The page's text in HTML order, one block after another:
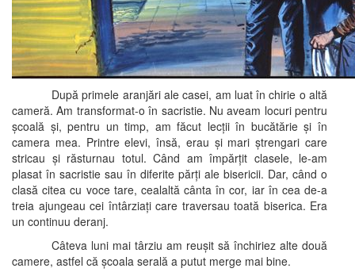
După primele aranjări ale casei, am luat în chirie o altă
cameră. Am transformat-o în sacristie. Nu aveam locuri pentru
școală și, pentru un timp, am făcut lecții în bucătărie și în
camera mea. Printre elevi, însă, erau și mari ștrengari care
stricau și răsturnau totul. Când am împărțit clasele, le-am
plasat în sacristie sau în diferite părți ale bisericii. Dar, când o
clasă citea cu voce tare, cealaltă cânta în cor, iar în cea de-a
treia ajungeau cei întârziați care traversau toată biserica. Era
un continuu deranj.
Câteva luni mai târziu am reușit să închiriez alte două
camere, astfel că școala serală a putut merge mai bine.